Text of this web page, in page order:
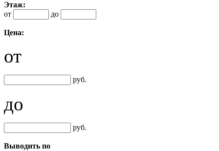
Этаж:
от
до
Цена:
от
руб.
до
руб.
Выводить по